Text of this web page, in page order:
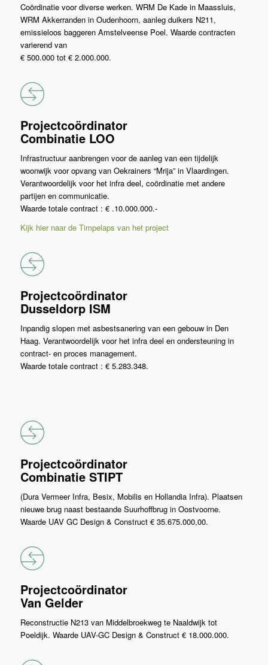
Coördinatie voor diverse werken. WRM De Kade in Maassluis,
WRM Akkerranden in Oudenhoorn, aanleg duikers N211,
emissieloos baggeren Amstelveense Poel. Waarde contracten
varierend van
€ 500.000 tot € 2.000.000.
Projectcoördinator
Combinatie LOO
Infrastructuur aanbrengen voor de aanleg van een tijdelijk
woonwijk voor opvang van Oekrainers “Mrija” in Vlaardingen.
Verantwoordelijk voor het infra deel, coördinatie met andere
partijen en communicatie.
Waarde totale contract : € .10.000.000.-
Kijk hier naar de Timpelaps van het project
Projectcoördinator
Dusseldorp ISM
Inpandig slopen met asbestsanering van een gebouw in Den
Haag. Verantwoordelijk voor het infra deel en ondersteuning in
contract- en proces management.
Waarde totale contract : € 5.283.348.
Projectcoördinator
Combinatie STIPT
(Dura Vermeer Infra, Besix, Mobilis en Hollandia Infra). Plaatsen
nieuwe brug naast bestaande Suurhoffbrug in Oostvoorne.
Waarde UAV GC Design & Construct € 35.675.000,00.
Projectcoördinator
Van Gelder
Reconstructie N213 van Middelbroekweg te Naaldwijk tot
Poeldijk. Waarde UAV-GC Design & Construct € 18.000.000.